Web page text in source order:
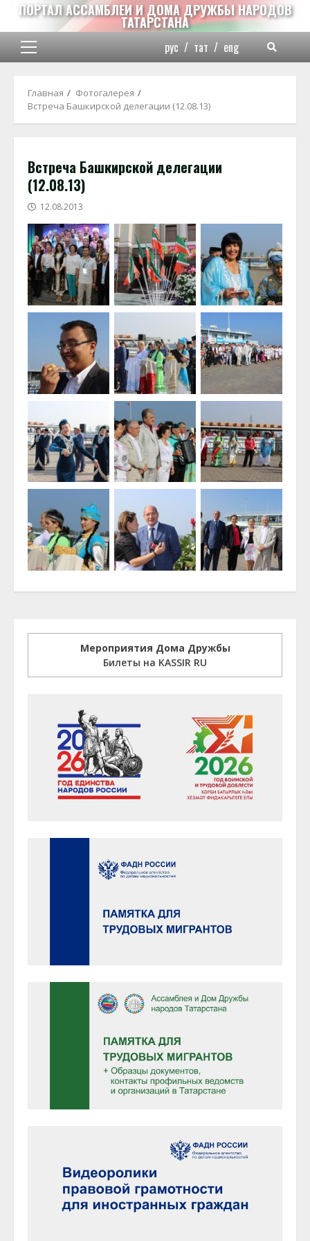
Перейти
содержимому
ПОРТАЛ АССАМБЛЕИ И ДОМА ДРУЖБЫ НАРОДОВ
ТАТАРСТАНА
Основное
рус / тат / eng
Главная
Фотогалерея
Встреча Башкирской делегации (12.08.13)
Встреча Башкирской делегации
(12.08.13)
12.08.2013
Мероприятия Дома Дружбы
Билеты на KASSIR RU